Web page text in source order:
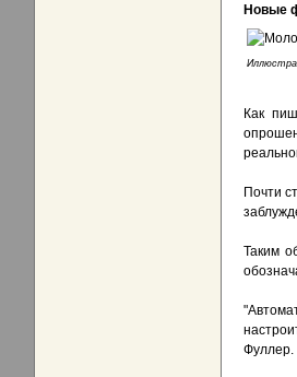
Новые
Как
Почти
Таким
Фуллер.